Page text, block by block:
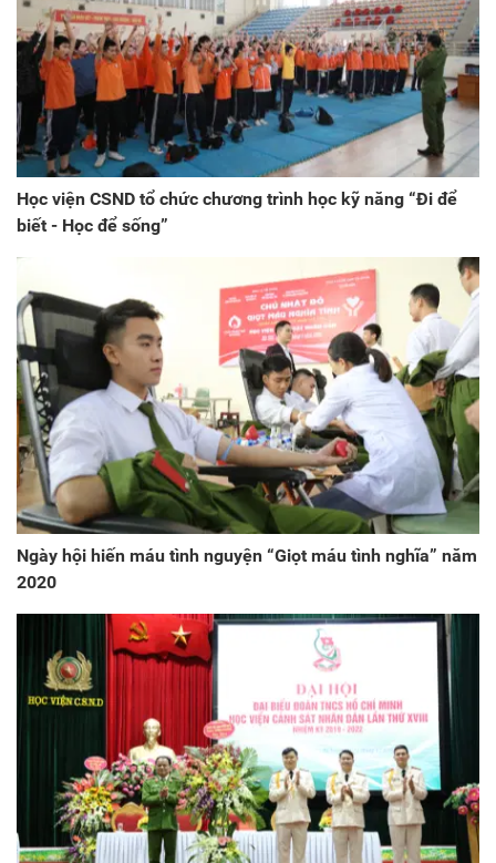
Học viện CSND tổ chức chương trình học kỹ năng “Đi để
biết - Học để sống”
Ngày hội hiến máu tình nguyện “Giọt máu tình nghĩa” năm
2020